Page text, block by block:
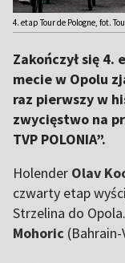
4. etap Tour de Pologne, fot.
Zakończył się 4.
mecie w Opolu
raz pierwszy w
zwycięstwo na
TVP POLONIA”.
Holender Olav
czwarty etap
Strzelina do
Mohoric